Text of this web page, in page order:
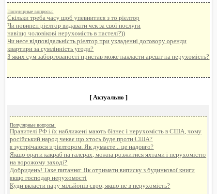
Популярные вопросы:
Скільки треба часу щоб упевнитися з то ріелтор
Чи повинен ріелтор видавати чек за свої послуги
навіщо чоловікові нерухомість в пастелі?))
Чи несе відповідальність ріелтор при укладенні договору оренди
квартири за сумлінність угоди?
З яких сум заборгованості пристав може накласти арешт на нерухомість?
[ Актуально ]
Популярные вопросы:
Правителі РФ і їх наближені мають бізнес і нерухомість в США, чому
російський народ чекає що хтось буде проти США?
я зустрічаюся з ріелтором. Як думаєте .. це надовго?
Якщо орати какраб на галерах, можна розжитися яхтами і нерухомістю
на ворожому заході?
Добридень! Таке питання: Як отримати виписку з будинкової книги
якщо господар нерухомості
Куди вкласти пару мільйонів євро, якщо не в нерухомість?